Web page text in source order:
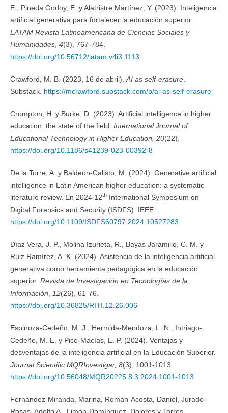
E., Pineda Godoy, E. y Alatristre Martínez, Y. (2023). Inteligencia
artificial generativa para fortalecer la educación superior.
LATAM Revista Latinoamericana de Ciencias Sociales y
Humanidades, 4(3), 767-784.
https://doi.org/10.56712/latam.v4i3.1113
Crawford, M. B. (2023, 16 de abril). AI as self-erasure.
Substack. https://mcrawford.substack.com/p/ai-as-self-erasure
Crompton, H. y Burke, D. (2023). Artificial intelligence in higher
education: the state of the field. International Journal of
Educational Technology in Higher Education, 20(22).
https://doi.org/10.1186/s41239-023-00392-8
De la Torre, A. y Baldeon-Calisto, M. (2024). Generative artificial
intelligence in Latin American higher education: a systematic
literature review. En 2024 12thInternational Symposium on
Digital Forensics and Security (ISDFS). IEEE.
https://doi.org/10.1109/ISDFS60797.2024.10527283
Díaz Vera, J. P., Molina Izurieta, R., Bayas Jaramillo, C. M. y
Ruiz Ramírez, A. K. (2024). Asistencia de la inteligencia artificial
generativa como herramienta pedagógica en la educación
superior. Revista de Investigación en Tecnologías de la
Información
12(26), 61-76.
https://doi.org/10.36825/RITI.12.26.006
Espinoza-Cedeño, M. J., Hermida-Mendoza, L. N., Intriago-
Cedeño, M. E. y Pico-Macías, E. P. (2024). Ventajas y
desventajas de la inteligencia artificial en la Educación Superior.
Journal Scientific MQRInvestigar, 8(3), 1001-1013.
https://doi.org/10.56048/MQR20225.8.3.2024.1001-1013
Fernández-Miranda, Marina, Román-Acosta, Daniel, Jurado-
Rosas, Adolfo A., Limón-Domínguez, Dolores y Torres-